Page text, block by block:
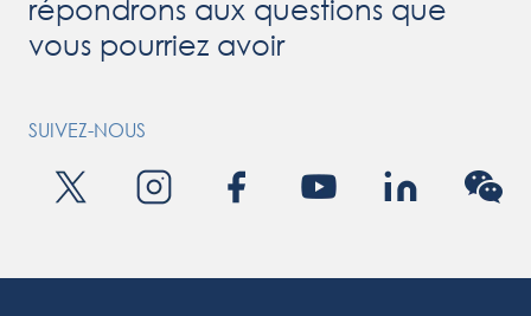
répondrons aux questions que
vous pourriez avoir
SUIVEZ-NOUS